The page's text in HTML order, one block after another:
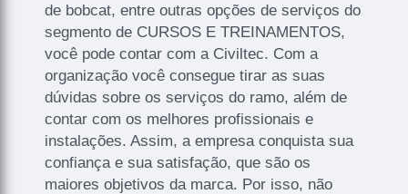
de bobcat, entre outras opções de serviços do
segmento de CURSOS E TREINAMENTOS,
você pode contar com a Civiltec. Com a
organização você consegue tirar as suas
dúvidas sobre os serviços do ramo, além de
contar com os melhores profissionais e
instalações. Assim, a empresa conquista sua
confiança e sua satisfação, que são os
maiores objetivos da marca. Por isso, não